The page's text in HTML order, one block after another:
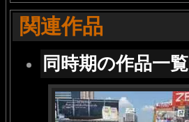
関連作品
同時期の作品一覧